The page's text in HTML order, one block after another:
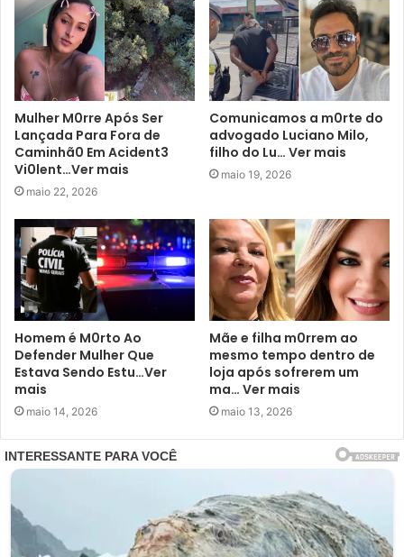
Mulher M0rre Após Ser
Lançada Para Fora de
Caminhã0 Em Acident3
Vi0lent…Ver mais
maio 22, 2026
Comunicamos a m0rte do
advogado Luciano Milo,
filho do Lu… Ver mais
maio 19, 2026
Homem é M0rto Ao
Defender Mulher Que
Estava Sendo Estu…Ver
mais
maio 14, 2026
Mãe e filha m0rrem ao
mesmo tempo dentro de
loja após sofrerem um
ma… Ver mais
maio 13, 2026